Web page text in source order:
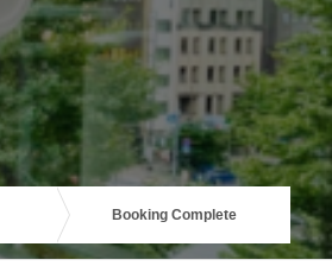
Booking Complete